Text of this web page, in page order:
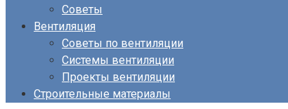
Советы
Вентиляция
Советы по вентиляции
Системы вентиляции
Проекты вентиляции
Строительные материалы